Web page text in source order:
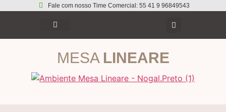
Fale com nosso Time Comercial: 55 41 9 96849543
MESA LINEARE